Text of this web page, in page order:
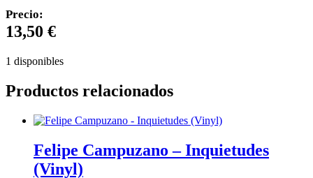
Precio:
13,50 €
1 disponibles
Productos relacionados
Felipe Campuzano – Inquietudes
(Vinyl)